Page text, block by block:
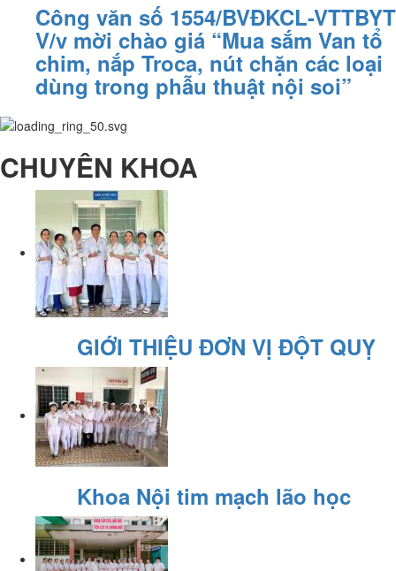
Công văn số 1554/BVĐKCL-VTTBYT
V/v mời chào giá “Mua sắm Van tổ
chim, nắp Troca, nút chặn các loại
dùng trong phẫu thuật nội soi”
CHUYÊN KHOA
GIỚI THIỆU ĐƠN VỊ ĐỘT QUỴ
Khoa Nội tim mạch lão học